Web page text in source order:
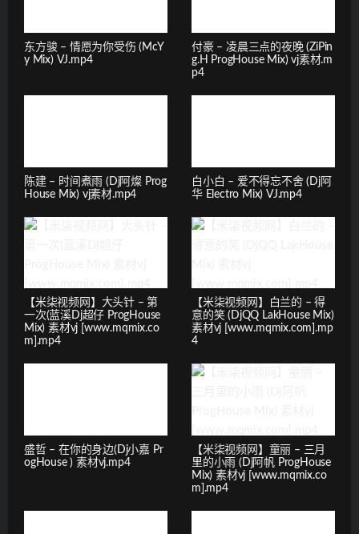
东方骏 – 情愿为你受伤 (McY
y Mix) VJ.mp4
付豪 – 凌晨三点的夜晚 (ZiPin
g.H ProgHouse Mix) vj素材.m
p4
陈建 – 时间煮雨 (Dj阿燦 Prog
House Mix) vj素材.mp4
白小白 – 爱不得忘不舍 (Dj阿
华 Electro Mix) VJ.mp4
【米柒视频网】大头针 – 第
一次(蓝溪Dj超仔 ProgHouse
Mix) 素材vj [www.mqmix.co
m].mp4
【米柒视频网】白兰的 – 得
意的笑 (DjQQ LakHouse Mix)
素材vj [www.mqmix.com].mp
4
盛哲 – 在你的身边(Dj小嘉 Pr
ogHouse ) 素材vj.mp4
【米柒视频网】童丽 – 三月
里的小雨 (Dj阿帆 ProgHouse
Mix) 素材vj [www.mqmix.co
m].mp4